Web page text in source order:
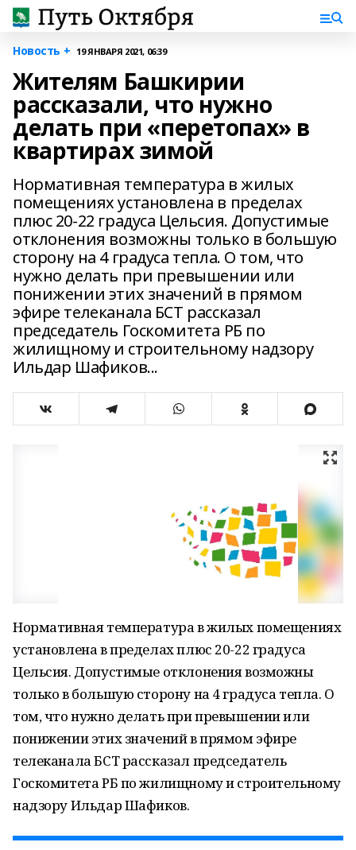
Новость + 19 ЯНВАРЯ 2021, 06:39
Жителям Башкирии
рассказали, что нужно
делать при «перетопах» в
квартирах зимой
Нормативная температура в жилых
помещениях установлена в пределах
плюс 20-22 градуса Цельсия. Допустимые
отклонения возможны только в большую
сторону на 4 градуса тепла. О том, что
нужно делать при превышении или
понижении этих значений в прямом
эфире телеканала БСТ рассказал
председатель Госкомитета РБ по
жилищному и строительному надзору
Ильдар Шафиков...
Нормативная температура в жилых помещениях
установлена в пределах плюс 20-22 градуса
Цельсия. Допустимые отклонения возможны
только в большую сторону на 4 градуса тепла. О
том, что нужно делать при превышении или
понижении этих значений в прямом эфире
телеканала БСТ рассказал председатель
Госкомитета РБ по жилищному и строительному
надзору Ильдар Шафиков.